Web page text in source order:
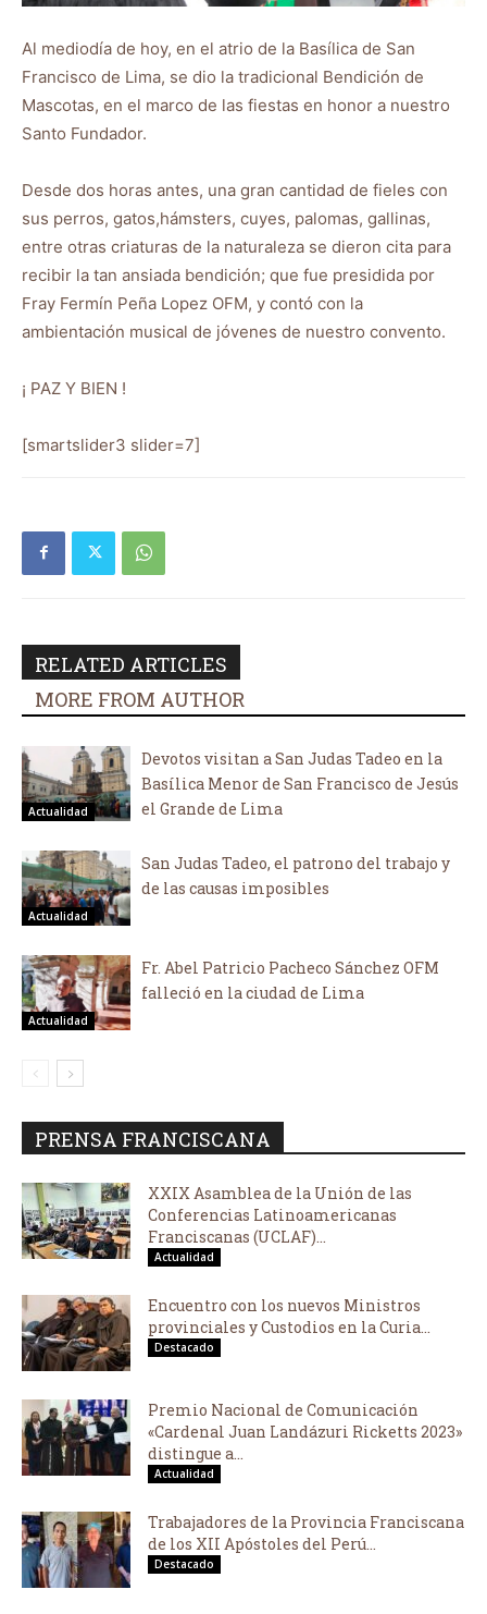
Al mediodía de hoy, en el atrio de la Basílica de San
Francisco de Lima, se dio la tradicional Bendición de
Mascotas, en el marco de las fiestas en honor a nuestro
Santo Fundador.
Desde dos horas antes, una gran cantidad de fieles con
sus perros, gatos,hámsters, cuyes, palomas, gallinas,
entre otras criaturas de la naturaleza se dieron cita para
recibir la tan ansiada bendición; que fue presidida por
Fray Fermín Peña Lopez OFM, y contó con la
ambientación musical de jóvenes de nuestro convento.
¡ PAZ Y BIEN !
[smartslider3 slider=7]
RELATED ARTICLES
MORE FROM AUTHOR
Actualidad
Devotos visitan a San Judas Tadeo en la
Basílica Menor de San Francisco de Jesús
el Grande de Lima
Actualidad
San Judas Tadeo, el patrono del trabajo y
de las causas imposibles
Actualidad
Fr. Abel Patricio Pacheco Sánchez OFM
falleció en la ciudad de Lima
PRENSA FRANCISCANA
XXIX Asamblea de la Unión de las
Conferencias Latinoamericanas
Franciscanas (UCLAF)...
Actualidad
Encuentro con los nuevos Ministros
provinciales y Custodios en la Curia...
Destacado
Premio Nacional de Comunicación
«Cardenal Juan Landázuri Ricketts 2023»
distingue a...
Actualidad
Trabajadores de la Provincia Franciscana
de los XII Apóstoles del Perú...
Destacado